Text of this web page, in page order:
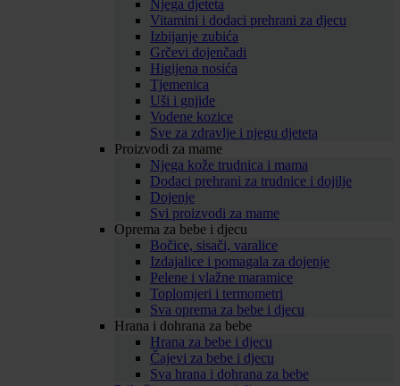
Njega djeteta
Vitamini i dodaci prehrani za djecu
Izbijanje zubića
Grčevi dojenčadi
Higijena nosića
Tjemenica
Uši i gnjide
Vodene kozice
Sve za zdravlje i njegu djeteta
Proizvodi za mame
Njega kože trudnica i mama
Dodaci prehrani za trudnice i dojilje
Dojenje
Svi proizvodi za mame
Oprema za bebe i djecu
Bočice, sisači, varalice
Izdajalice i pomagala za dojenje
Pelene i vlažne maramice
Toplomjeri i termometri
Sva oprema za bebe i djecu
Hrana i dohrana za bebe
Hrana za bebe i djecu
Čajevi za bebe i djecu
Sva hrana i dohrana za bebe